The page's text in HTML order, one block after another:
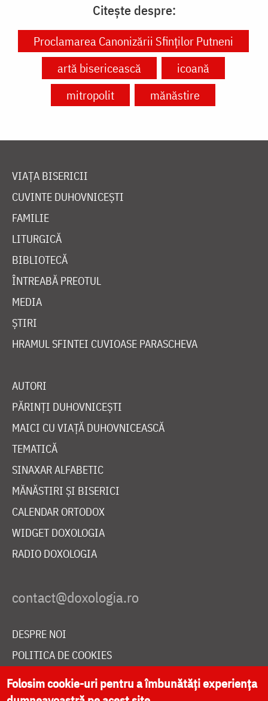
Citește despre:
Proclamarea Canonizării Sfinților Putneni
artă bisericească
icoană
mitropolit
mănăstire
VIAȚA BISERICII
CUVINTE DUHOVNICEȘTI
FAMILIE
LITURGICĂ
BIBLIOTECĂ
ÎNTREABĂ PREOTUL
MEDIA
ȘTIRI
HRAMUL SFINTEI CUVIOASE PARASCHEVA
AUTORI
PĂRINȚI DUHOVNICEȘTI
MAICI CU VIAȚĂ DUHOVNICEASCĂ
TEMATICĂ
SINAXAR ALFABETIC
MĂNĂSTIRI ȘI BISERICI
CALENDAR ORTODOX
WIDGET DOXOLOGIA
RADIO DOXOLOGIA
DESPRE NOI
POLITICA DE COOKIES
DONEAZĂ ONLINE PENTRU CATEDRALA NAȚIONALĂ
Folosim cookie-uri pentru a îmbunătăți experiența